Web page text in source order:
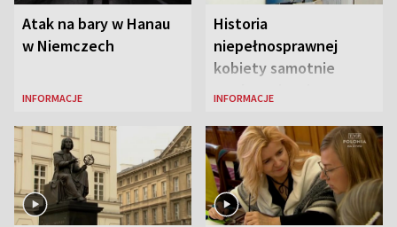
Atak na bary w Hanau
w Niemczech
INFORMACJE
Historia
niepełnosprawnej
kobiety samotnie
wychowującej syna
INFORMACJE